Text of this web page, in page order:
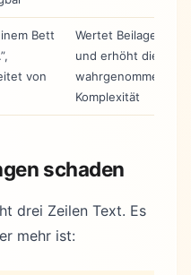
Bett
von
Wertet Beilagen auf
und erhöht die
wahrgenommene
Komplexität
schaden
drei Zeilen Text. Es
mehr ist: